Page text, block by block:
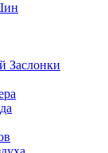
Заслонки